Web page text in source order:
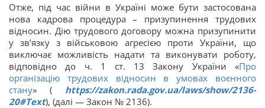
Отже, під час війни в Україні може бути застосована
нова кадрова процедура – призупинення трудових
відносин. Дію трудового договору можна призупинити
у зв’язку з військовою агресією проти України, що
виключає можливість надати та виконувати роботу,
відповідно до ч. 1 ст. 13 Закону України «Про
організацію трудових відносин в умовах воєнного
стану» ( https://zakon.rada.gov.ua/laws/show/2136-
20#Text), (далі — Закон № 2136).